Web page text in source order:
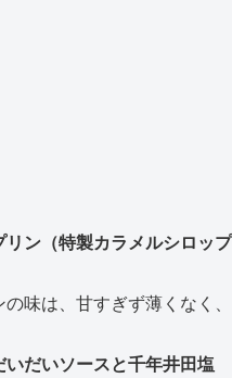
リン（特製カラメルシロップ
味は、甘すぎず薄くなく、
いだいソースと千年井田塩